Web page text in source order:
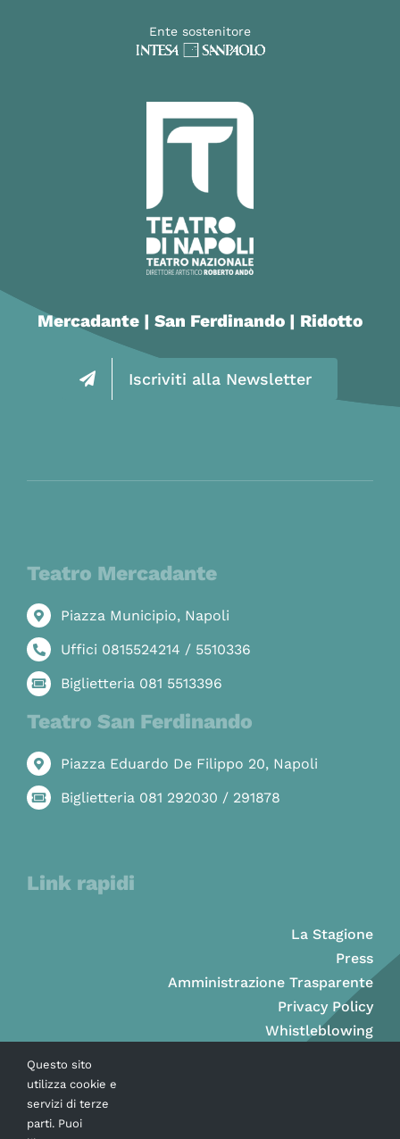
Ente sostenitore
Mercadante | San Ferdinando | Ridotto
Iscriviti alla Newsletter
Teatro Mercadante
Piazza Municipio, Napoli
Uffici 0815524214 / 5510336
Biglietteria 081 5513396
Teatro San Ferdinando
Piazza Eduardo De Filippo 20, Napoli
Biglietteria 081 292030 / 291878
Link rapidi
La Stagione
Press
Amministrazione Trasparente
Privacy Policy
Whistleblowing
Questo sito
utilizza cookie e
servizi di terze
parti. Puoi